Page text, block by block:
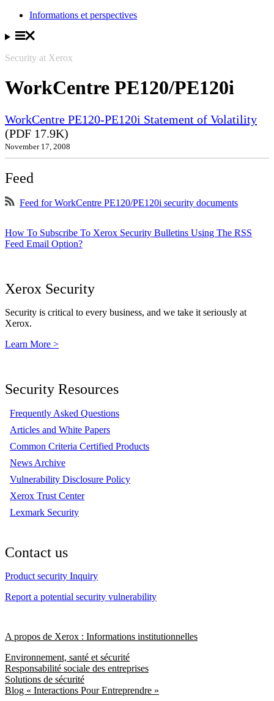
Informations et perspectives
Security at Xerox
WorkCentre PE120/PE120i
WorkCentre PE120-PE120i Statement of Volatility
(PDF 17.9K)
November 17, 2008
Feed
Feed for WorkCentre PE120/PE120i security documents
How To Subscribe To Xerox Security Bulletins Using The RSS
Feed Email Option?
Xerox Security
Security is critical to every business, and we take it seriously at
Xerox.
Learn More >
Security Resources
Frequently Asked Questions
Articles and White Papers
Common Criteria Certified Products
News Archive
Vulnerability Disclosure Policy
Xerox Trust Center
Lexmark Security
Contact us
Product security Inquiry
Report a potential security vulnerability
A propos de Xerox : Informations institutionnelles
Environnement, santé et sécurité
Responsabilité sociale des entreprises
Solutions de sécurité
Blog « Interactions Pour Entreprendre »